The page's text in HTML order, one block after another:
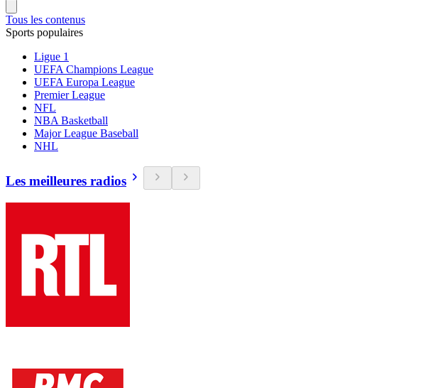
Tous les contenus
Sports populaires
Ligue 1
UEFA Champions League
UEFA Europa League
Premier League
NFL
NBA Basketball
Major League Baseball
NHL
Les meilleures radios